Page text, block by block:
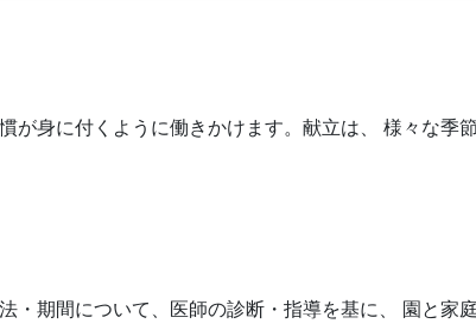
が身に付くように働きかけます。献立は、 様々な季
・期間について、医師の診断・指導を基に、 園と家